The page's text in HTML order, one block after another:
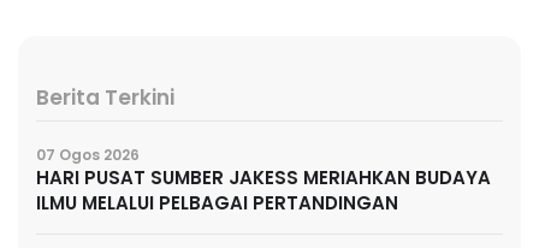
Berita Terkini
07 Ogos 2026
HARI PUSAT SUMBER JAKESS MERIAHKAN BUDAYA
ILMU MELALUI PELBAGAI PERTANDINGAN